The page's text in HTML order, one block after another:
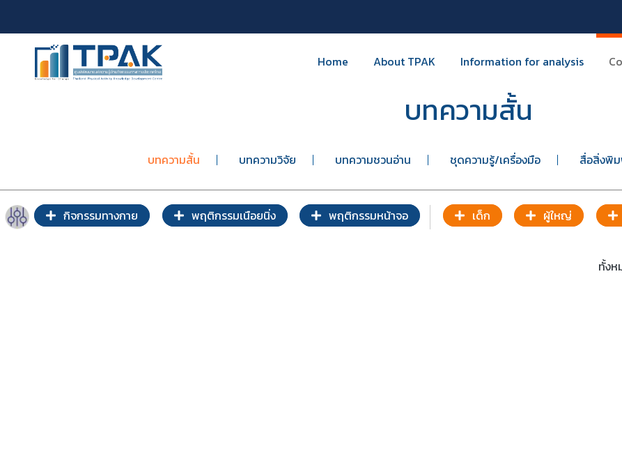
บทความสั้น
บทความสั้น บทความวิจัย บทความชวนอ่าน ชุดความรู้/เครื่องมือ สื่อสิ่งพิ
กิจกรรมทางกาย พฤติกรรมเนือยนิ่ง พฤติกรรมหน้าจอ เด็ก ผู้ใหญ่
Home About TPAK Information for analysis
ทั้งห